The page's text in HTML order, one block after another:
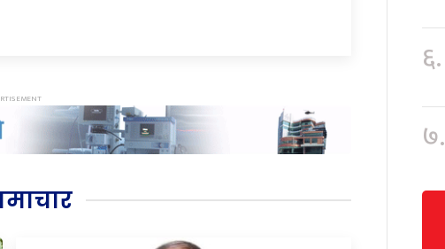
६.
७.